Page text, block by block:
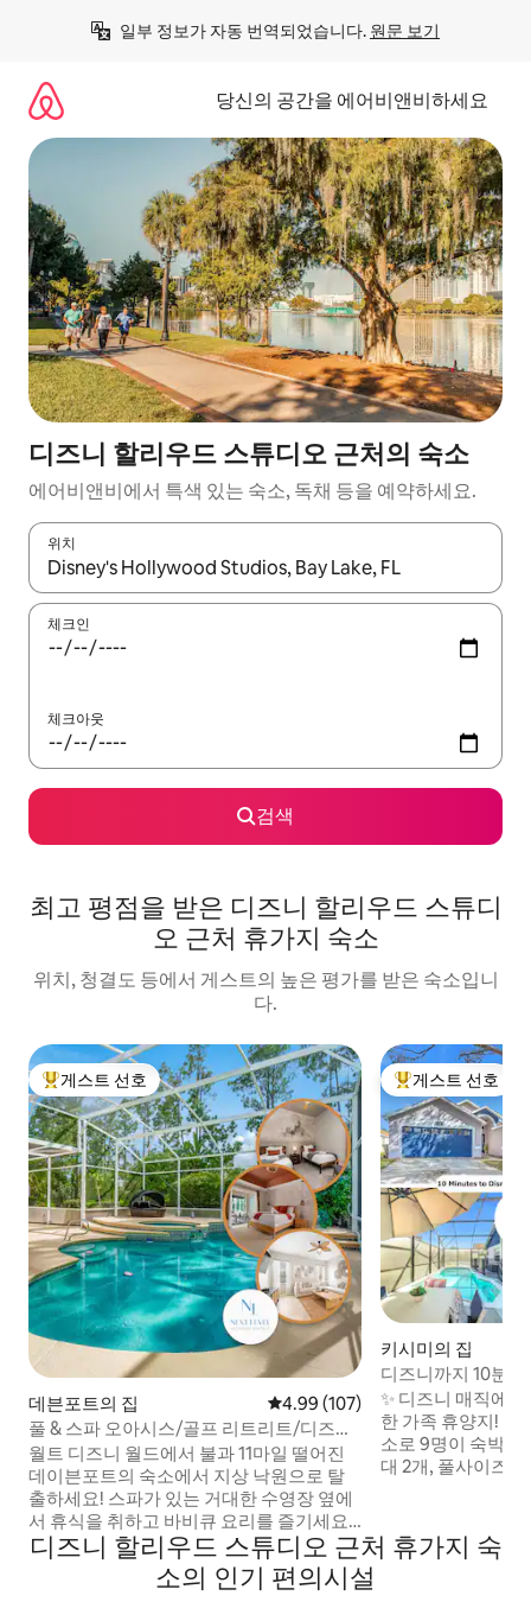
일부 정보가 자동 번역되었습니다. 원문 보기
당신의 공간을 에어비앤비하세요
디즈니 할리우드 스튜디오 근처의 숙소
에어비앤비에서 특색 있는 숙소, 독채 등을 예약하세요.
위치
결과가 나오면 위·아래 화살표 키를 사용하거나 터치 또는 스와이
체크인
체크아웃
검색
최고 평점을 받은 디즈니 할리우드 스튜디
오 근처 휴가지 숙소
위치, 청결도 등에서 게스트의 높은 평가를 받은 숙소입니
다.
상위 게스트 선호
게스트 선호
데븐포트의 집 평점 4.99점(5점 만점), 후기 107
4.99 (107)
풀 & 스파 오아시스/골프 리트리트/디즈니
근처/침실 3개 주택
월트 디즈니 월드에서 불과 11마일 떨어진
데이븐포트의 숙소에서 지상 낙원으로 탈
출하세요! 스파가 있는 거대한 수영장 옆에
서 휴식을 취하고 바비큐 요리를 즐기세요.
잘 설계된 침실에서 휴식을 취하세요. 마스
터 룸에는 킹사이즈 침대가 있고, 두 번째 방
에는 퀸사이즈 침대가 있으며, 세 번째 방에
상위 게스트 선호
게스트 선호
키시미의 집
디즈니까지 10분
수 수영장 | 게임
✨ 디즈니 매직에
한 가족 휴양지! ✨ 침실 4개가 있는 넓은 숙
소로 9명이 숙박할
대 2개, 풀사이즈
휴식을 취하고, 아
볼 및 당구대가 있
디즈니 할리우드 스튜디오 근처 휴가지 숙
소의 인기 편의시설